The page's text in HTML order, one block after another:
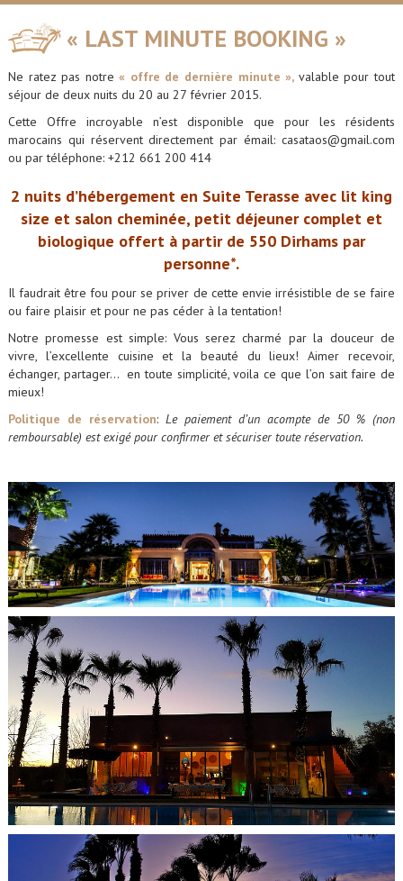
« LAST MINUTE BOOKING »
Ne ratez pas notre« offre de dernière minute », valable pour tout
séjour de deux nuits du 20 au 27 février 2015.
Cette Offre incroyable n’est disponible que pour les résidents
marocains qui réservent directement par émail: casataos@gmail.com
ou par téléphone: +212 661 200 414
2 nuits d’hébergement en Suite Terasse avec lit king
size et salon cheminée, petit déjeuner complet et
biologique offert à partir de 550 Dirhams par
personne*.
Il faudrait être fou pour se priver de cette envie irrésistible de se faire
ou faire plaisir et pour ne pas céder à la tentation!
Notre promesse est simple: Vous serez charmé par la douceur de
vivre, l’excellente cuisine et la beauté du lieux! Aimer recevoir,
échanger, partager… en toute simplicité, voila ce que l’on sait faire de
mieux!
Politique de réservation: Le paiement d’un acompte de 50 % (non
remboursable) est exigé pour confirmer et sécuriser toute réservation.